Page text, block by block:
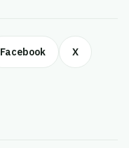
Facebook X